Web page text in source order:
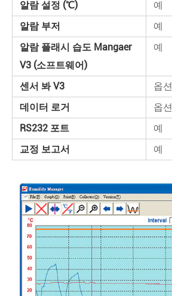
알람 설정 (℃)
예
알람 부저
예
알람 플래시 습도 Mangaer
V3 (소프트웨어)
예
센서 봐 V3
옵션
데이터 로거
옵션
RS232 포트
예
교정 보고서
예